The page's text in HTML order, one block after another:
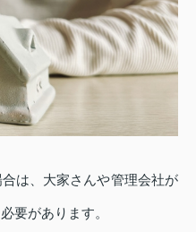
は、大家さんや管理会社が
要があります。